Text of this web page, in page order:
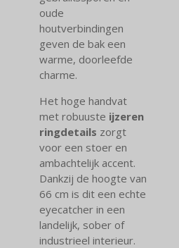
oude
houtverbindingen
geven de bak een
warme, doorleefde
charme.
Het hoge handvat
met robuuste ijzeren
ringdetails zorgt
voor een stoer en
ambachtelijk accent.
Dankzij de hoogte van
66 cm is dit een echte
eyecatcher in een
landelijk, sober of
industrieel interieur.